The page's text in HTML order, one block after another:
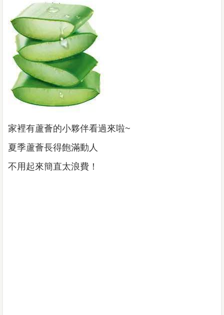
家裡有蘆薈的小夥伴看過來啦~
夏季蘆薈長得飽滿動人
不用起來簡直太浪費！